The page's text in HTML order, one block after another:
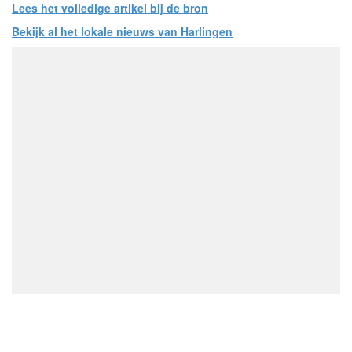
Lees het volledige artikel bij de bron
Bekijk al het lokale nieuws van Harlingen